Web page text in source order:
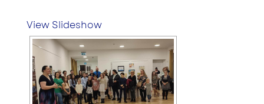
View Slideshow